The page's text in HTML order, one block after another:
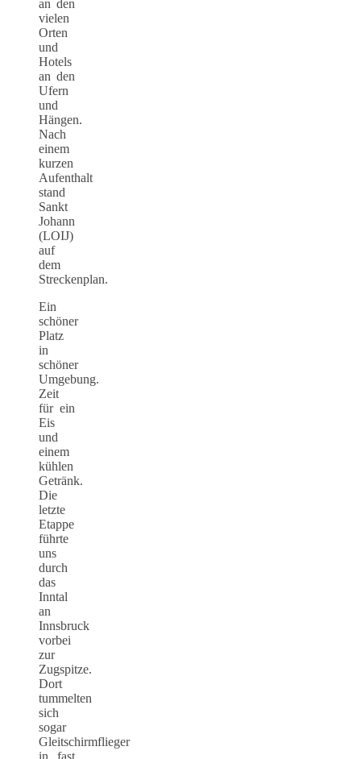
an den
vielen
Orten
und
Hotels
an den
Ufern
und
Hängen.
Nach
einem
kurzen
Aufenthalt
stand
Sankt
Johann
(LOIJ)
auf
dem
Streckenplan.
Ein
schöner
Platz
in
schöner
Umgebung.
Zeit
für ein
Eis
und
einem
kühlen
Getränk.
Die
letzte
Etappe
führte
uns
durch
das
Inntal
an
Innsbruck
vorbei
zur
Zugspitze.
Dort
tummelten
sich
sogar
Gleitschirmflieger